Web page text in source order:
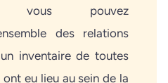
vous pouvez
des relations
inventaire de toutes
eu lieu au sein de la